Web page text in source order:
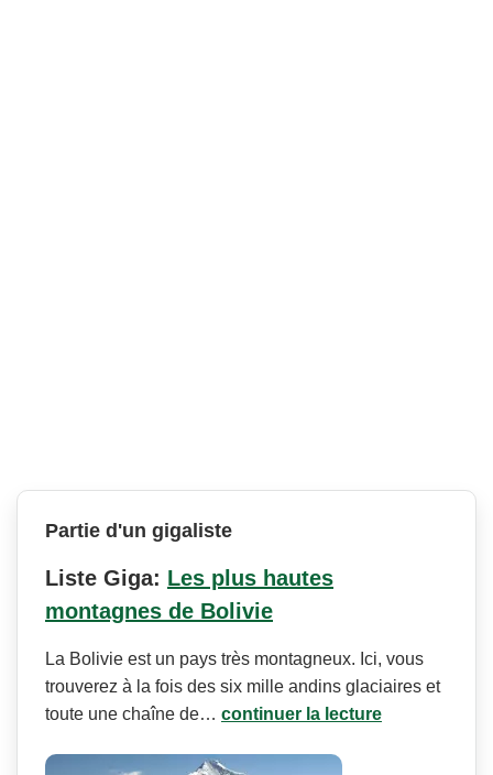
Partie d'un gigaliste
Liste Giga: Les plus hautes
montagnes de Bolivie
La Bolivie est un pays très montagneux. Ici, vous
trouverez à la fois des six mille andins glaciaires et
toute une chaîne de… continuer la lecture